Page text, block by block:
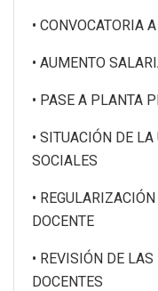
• CONVOCATORIA
• AUMENTO
• PASE A PLANTA
• SITUACIÓN DE
SOCIALES
•
DOCENTE
• REVISIÓN DE
DOCENTES